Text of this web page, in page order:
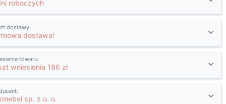
roboczych
dostawy:
dostawa!
towaru:
wniesienia 186 zł
sp. z o. o.